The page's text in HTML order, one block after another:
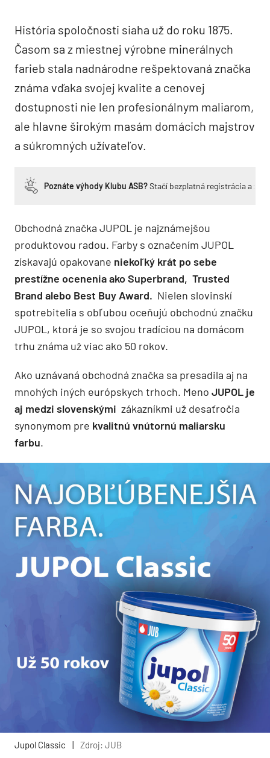
História spoločnosti siaha už do roku 1875.
Časom sa z miestnej výrobne minerálnych
farieb stala nadnárodne rešpektovaná značka
známa vďaka svojej kvalite a cenovej
dostupnosti nie len profesionálnym maliarom,
ale hlavne širokým masám domácich majstrov
a súkromných užívateľov.
Poznáte výhody Klubu ASB?Stačí bezplatná registrácia a
Obchodná značka JUPOL je najznámejšou
produktovou radou. Farby s označením JUPOL
získavajú opakovane niekoľký krát po sebe
prestížne ocenenia ako Superbrand, Trusted
Brand alebo Best Buy Award. Nielen slovinskí
spotrebitelia s obľubou oceňujú obchodnú značku
JUPOL, ktorá je so svojou tradíciou na domácom
trhu známa už viac ako 50 rokov.
Ako uznávaná obchodná značka sa presadila aj na
mnohých iných európskych trhoch. Meno JUPOL je
aj medzi slovenskými zákazníkmi už desaťročia
synonymom pre kvalitnú vnútornú maliarsku
farbu.
Jupol Classic | Zdroj: JUB